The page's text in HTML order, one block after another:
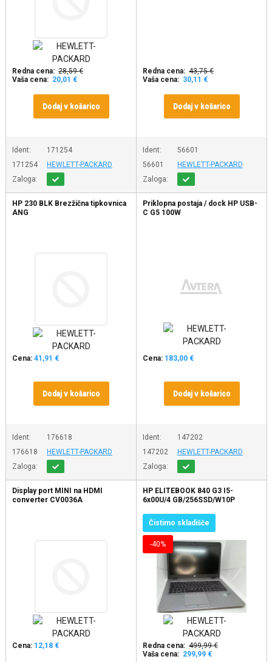
Redna cena: 28,59 €
Vaša cena: 20,01 €
Dodaj v košarico
Ident:
171254
171254
HEWLETT-PACKARD
Zaloga:
Redna cena: 43,75 €
Vaša cena: 30,11 €
Dodaj v košarico
Ident:
56601
56601
HEWLETT-PACKARD
Zaloga:
HP 230 BLK Brezžična tipkovnica
ANG
Cena: 41,91 €
Dodaj v košarico
Ident:
176618
176618
HEWLETT-PACKARD
Zaloga:
Priklopna postaja / dock HP USB-
C G5 100W
Cena: 183,00 €
Dodaj v košarico
Ident:
147202
147202
HEWLETT-PACKARD
Zaloga:
Display port MINI na HDMI
converter CV0036A
Cena: 12,18 €
HP ELITEBOOK 840 G3 I5-
6x00U/4 GB/256SSD/W10P
Čistimo skladišče
-40%
Redna cena: 499,99 €
Vaša cena: 299,99 €